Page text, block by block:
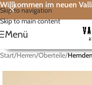
Skip to navigation
Skip to main content
Willkommen im neuen
Menü
Start Herren Oberteile